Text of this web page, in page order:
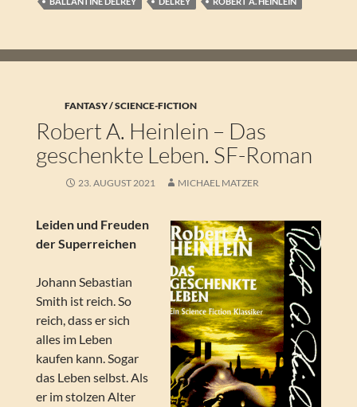
FANTASY / SCIENCE-FICTION
Robert A. Heinlein – Das
geschenkte Leben. SF-Roman
23. AUGUST 2021 MICHAEL MATZER
Leiden und Freuden
der Superreichen
Johann Sebastian
Smith ist reich. So
reich, dass er sich
alles im Leben
kaufen kann. Sogar
das Leben selbst. Als
er im stolzen Alter